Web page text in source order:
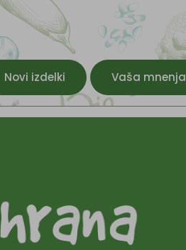
Novi izdelki Vaša mnenja